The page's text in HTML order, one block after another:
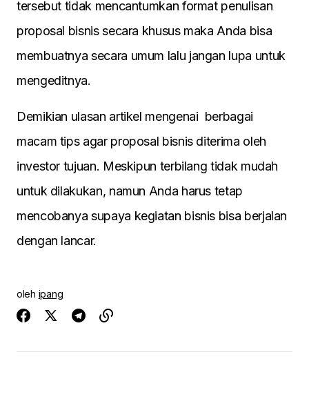
tersebut tidak mencantumkan format penulisan
proposal bisnis secara khusus maka Anda bisa
membuatnya secara umum lalu jangan lupa untuk
mengeditnya.
Demikian ulasan artikel mengenai berbagai
macam tips agar proposal bisnis diterima oleh
investor tujuan. Meskipun terbilang tidak mudah
untuk dilakukan, namun Anda harus tetap
mencobanya supaya kegiatan bisnis bisa berjalan
dengan lancar.
oleh ipang